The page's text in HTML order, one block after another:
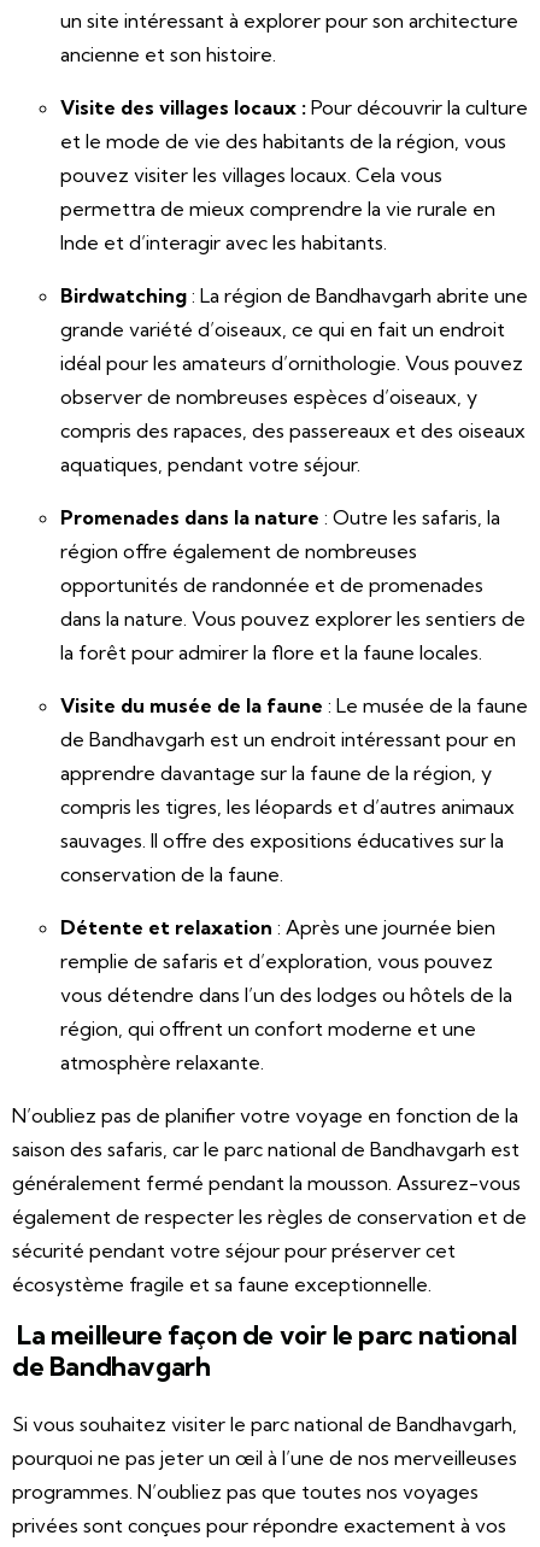
un site intéressant à explorer pour son architecture
ancienne et son histoire.
Visite des villages locaux : Pour découvrir la culture
et le mode de vie des habitants de la région, vous
pouvez visiter les villages locaux. Cela vous
permettra de mieux comprendre la vie rurale en
Inde et d’interagir avec les habitants.
Birdwatching : La région de Bandhavgarh abrite une
grande variété d’oiseaux, ce qui en fait un endroit
idéal pour les amateurs d’ornithologie. Vous pouvez
observer de nombreuses espèces d’oiseaux, y
compris des rapaces, des passereaux et des oiseaux
aquatiques, pendant votre séjour.
Promenades dans la nature : Outre les safaris, la
région offre également de nombreuses
opportunités de randonnée et de promenades
dans la nature. Vous pouvez explorer les sentiers de
la forêt pour admirer la flore et la faune locales.
Visite du musée de la faune : Le musée de la faune
de Bandhavgarh est un endroit intéressant pour en
apprendre davantage sur la faune de la région, y
compris les tigres, les léopards et d’autres animaux
sauvages. Il offre des expositions éducatives sur la
conservation de la faune.
Détente et relaxation : Après une journée bien
remplie de safaris et d’exploration, vous pouvez
vous détendre dans l’un des lodges ou hôtels de la
région, qui offrent un confort moderne et une
atmosphère relaxante.
N’oubliez pas de planifier votre voyage en fonction de la
saison des safaris, car le parc national de Bandhavgarh est
généralement fermé pendant la mousson. Assurez-vous
également de respecter les règles de conservation et de
sécurité pendant votre séjour pour préserver cet
écosystème fragile et sa faune exceptionnelle.
La meilleure façon de voir le parc national
de Bandhavgarh
Si vous souhaitez visiter le parc national de Bandhavgarh,
pourquoi ne pas jeter un œil à l’une de nos merveilleuses
programmes. N’oubliez pas que toutes nos voyages
privées sont conçues pour répondre exactement à vos